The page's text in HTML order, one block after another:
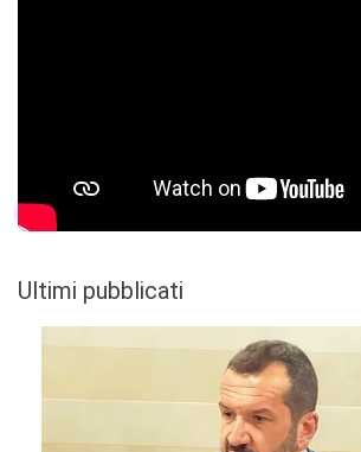
Ultimi pubblicati